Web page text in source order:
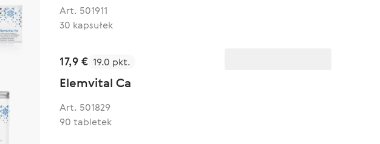
Art. 501911
30 kapsułek
17,9 € 19.0 pkt.
Elemvital Ca
Art. 501829
90 tabletek